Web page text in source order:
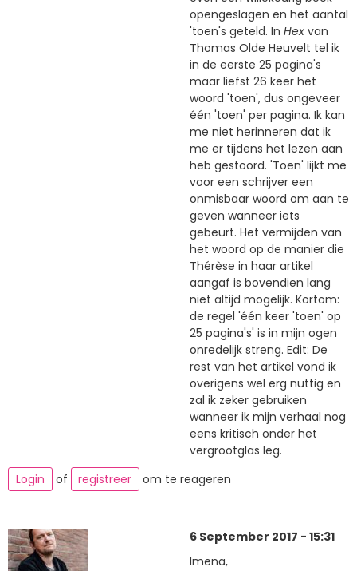
opengeslagen en het aantal
'toen's geteld. In Hex van
Thomas Olde Heuvelt tel ik
in de eerste 25 pagina's
maar liefst 26 keer het
woord 'toen', dus ongeveer
één 'toen' per pagina. Ik kan
me niet herinneren dat ik
me er tijdens het lezen aan
heb gestoord. 'Toen' lijkt me
voor een schrijver een
onmisbaar woord om aan te
geven wanneer iets
gebeurt. Het vermijden van
het woord op de manier die
Thérèse in haar artikel
aangaf is bovendien lang
niet altijd mogelijk. Kortom:
de regel 'één keer 'toen' op
25 pagina's' is in mijn ogen
onredelijk streng. Edit: De
rest van het artikel vond ik
overigens wel erg nuttig en
zal ik zeker gebruiken
wanneer ik mijn verhaal nog
eens kritisch onder het
vergrootglas leg.
Login
of registreer om te reageren
6 September 2017 - 15:31
Imena,